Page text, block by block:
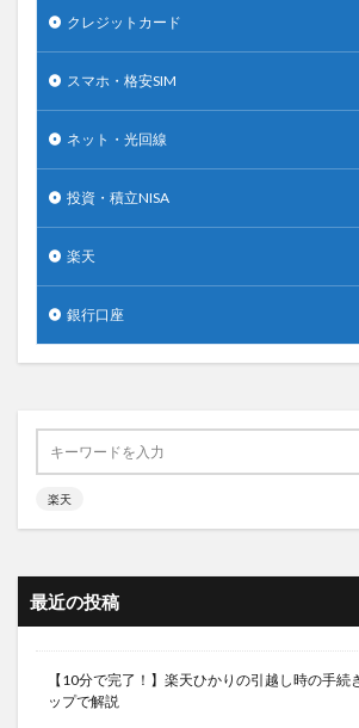
クレジットカード
スマホ・格安SIM
ネット・光回線
投資・積立NISA
楽天
銀行口座
楽天
最近の投稿
【10分で完了！】楽天ひかりの引越し時の手続
ップで解説